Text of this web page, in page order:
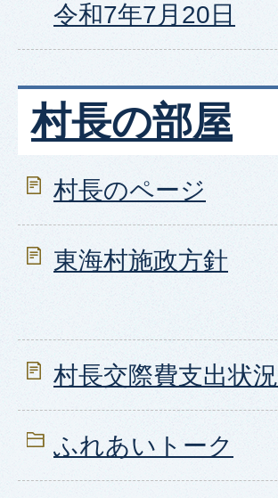
令和7年7月20日
村長の部屋
村長のページ
東海村施政方針
村長交際費支出状況
ふれあいトーク